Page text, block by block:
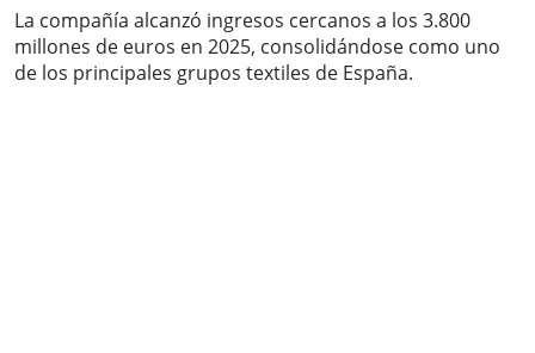
La compañía alcanzó ingresos cercanos a los 3.800
millones de euros en 2025, consolidándose como uno
de los principales grupos textiles de España.